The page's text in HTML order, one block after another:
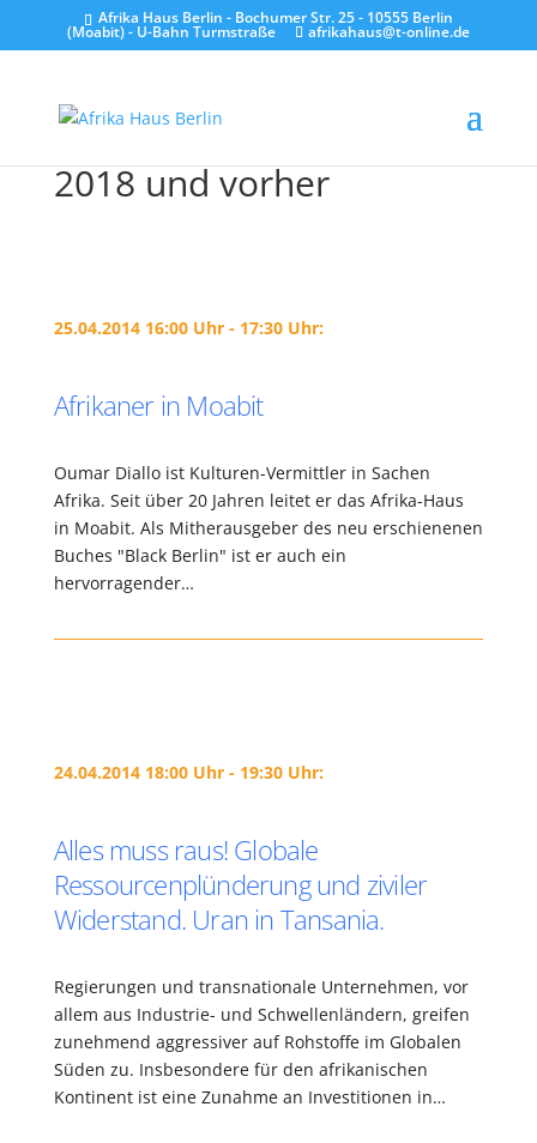
Afrika Haus Berlin - Bochumer Str. 25 - 10555 Berlin
(Moabit) - U-Bahn Turmstraße afrikahaus@t-online.de
2018 und vorher
25.04.2014 16:00 Uhr - 17:30 Uhr:
Afrikaner in Moabit
Oumar Diallo ist Kulturen-Vermittler in Sachen
Afrika. Seit über 20 Jahren leitet er das Afrika-Haus
in Moabit. Als Mitherausgeber des neu erschienenen
Buches "Black Berlin" ist er auch ein
hervorragender…
24.04.2014 18:00 Uhr - 19:30 Uhr:
Alles muss raus! Globale
Ressourcenplünderung und ziviler
Widerstand. Uran in Tansania.
Regierungen und transnationale Unternehmen, vor
allem aus Industrie- und Schwellenländern, greifen
zunehmend aggressiver auf Rohstoffe im Globalen
Süden zu. Insbesondere für den afrikanischen
Kontinent ist eine Zunahme an Investitionen in…